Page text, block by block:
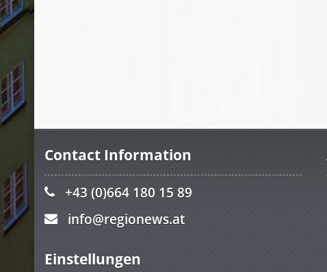
Contact Information
+43 (0)664 180 15 89
info@regionews.at
Einstellungen